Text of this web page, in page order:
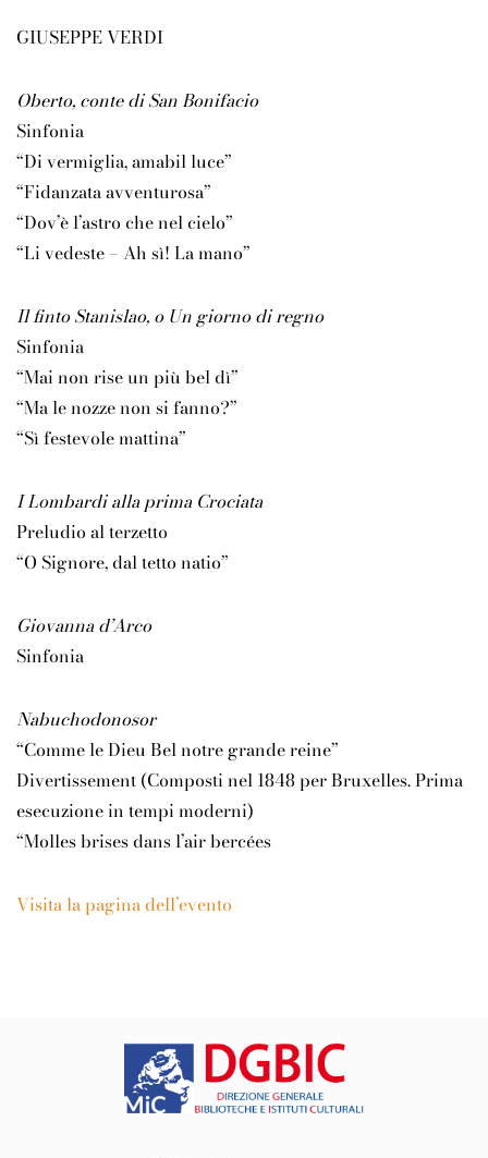
GIUSEPPE VERDI
Oberto, conte di San Bonifacio
Sinfonia
“Di vermiglia, amabil luce”
“Fidanzata avventurosa”
“Dov’è l’astro che nel cielo”
“Li vedeste – Ah sì! La mano”
Il finto Stanislao, o Un giorno di regno
Sinfonia
“Mai non rise un più bel dì”
“Ma le nozze non si fanno?”
“Sì festevole mattina”
I Lombardi alla prima Crociata
Preludio al terzetto
“O Signore, dal tetto natio”
Giovanna d’Arco
Sinfonia
Nabuchodonosor
“Comme le Dieu Bel notre grande reine”
Divertissement (Composti nel 1848 per Bruxelles. Prima
esecuzione in tempi moderni)
“Molles brises dans l’air bercées
Visita la pagina dell’evento